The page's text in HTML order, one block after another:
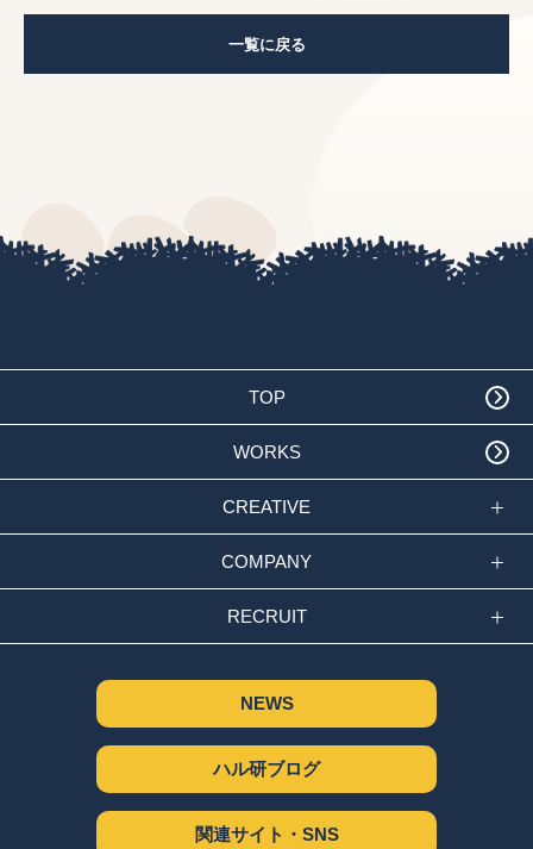
一覧に戻る
TOP
WORKS
CREATIVE
COMPANY
RECRUIT
NEWS
ハル研ブログ
関連サイト・SNS